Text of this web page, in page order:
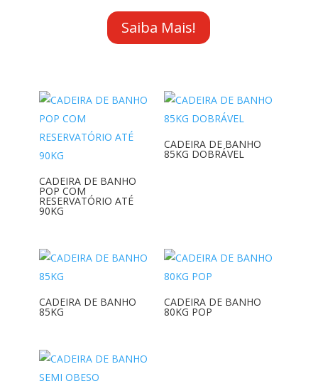
Saiba Mais!
CADEIRA DE BANHO
POP COM
RESERVATÓRIO ATÉ
90KG
CADEIRA DE BANHO
85KG DOBRÁVEL
CADEIRA DE BANHO
85KG
CADEIRA DE BANHO
80KG POP